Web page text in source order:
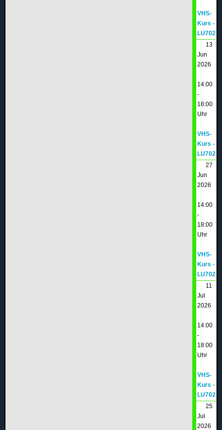
VHS-
Kurs -
LU702
13
Jun
2026
14:00
-
18:00
Uhr
VHS-
Kurs -
LU702
27
Jun
2026
14:00
-
18:00
Uhr
VHS-
Kurs -
LU702
11
Jul
2026
14:00
-
18:00
Uhr
VHS-
Kurs -
LU702
25
Jul
2026